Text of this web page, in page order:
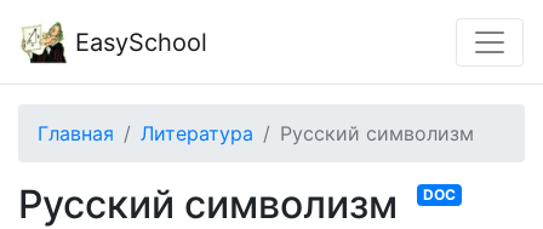
EasySchool
Главная Литература Русский символизм
Русский символизм DOC